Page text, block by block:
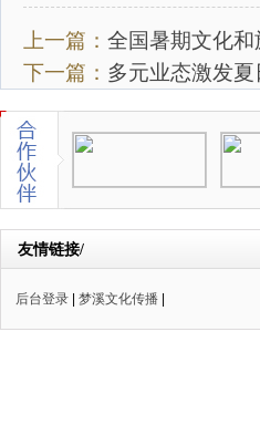
上一篇： 全国暑期文化
下一篇： 多元业态激发夏
友情链接/
后台登录 梦溪文化传播